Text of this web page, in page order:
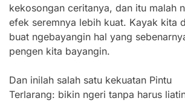
kekosongan ceritanya, dan itu malah
efek seremnya lebih kuat. Kayak kita
buat ngebayangin hal yang
pengen kita bayangin.
Dan inilah salah satu kekuatan Pintu
Terlarang: bikin ngeri tanpa harus